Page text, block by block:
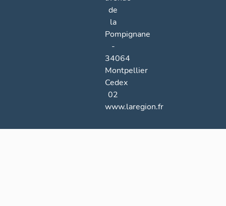
de
la
Pompignane
-
34064
Montpellier
Cedex
02
www.laregion.fr